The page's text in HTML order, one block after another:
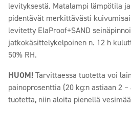
levityksestä. Matalampi lämpötila
pidentävät merkittävästi
levitetty ElaProof+SAND
jatkokäsittelykelpoinen n. 12 h
50% RH.
HUOM! Tarvittaessa tuotetta voi
painoprosenttia (20 kg:n astiaan 2
tuotetta, niin aloita pienellä